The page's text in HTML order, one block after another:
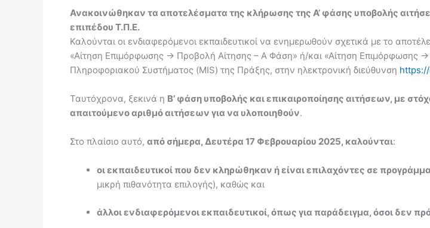
Ανακοινώθηκαν τα αποτελέσματα της κλήρωσης της Α’ φάσης υποβολής
επιπέδου Τ.Π.Ε.
Καλούνται οι ενδιαφερόμενοι εκπαιδευτικοί να ενημερωθούν σχετικά με το
«Αίτηση Επιμόρφωσης -> Προβολή Αίτησης – Α Φάση» ή/και «Αίτηση
Πληροφοριακού Συστήματος (MIS) της Πράξης, στην ηλεκτρονική διεύθυνση
Ταυτόχρονα, ξεκινά η Β’ φάση υποβολής και επικαιροποίησης αιτήσεων, με
απαιτούμενο αριθμό αιτήσεων για να υλοποιηθούν.
Στο πλαίσιο αυτό, από σήμερα, Δευτέρα 17 Φεβρουαρίου 2025, καλούνται:
οι εκπαιδευτικοί που δεν κληρώθηκαν ή είναι επιλαχόντες σε
μικρή πιθανότητα επιλογής), καθώς και
άλλοι ενδιαφερόμενοι εκπαιδευτικοί, όπως για παράδειγμα, όσοι δεν